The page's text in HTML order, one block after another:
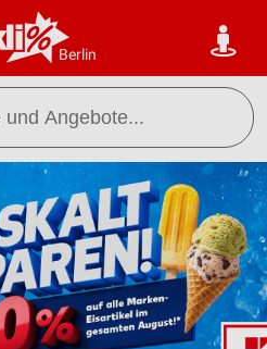
Berlin